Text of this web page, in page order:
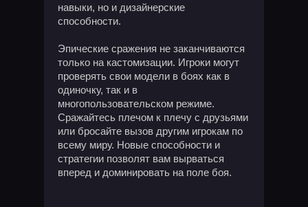
навыки, но и дизайнерские
способности.
Эпические сражения не заканчиваются
только на кастомизации. Игроки могут
проверять свои модели в боях как в
одиночку, так и в
многопользовательском режиме.
Сражайтесь плечом к плечу с друзьями
или бросайте вызов другим игрокам по
всему миру. Новые способности и
стратегии позволят вам вырваться
вперед и доминировать на поле боя.